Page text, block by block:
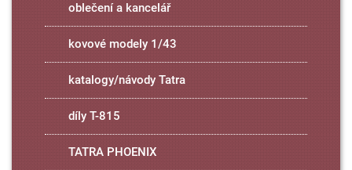
oblečení a kancelář
kovové modely 1/43
katalogy/návody Tatra
díly T-815
TATRA PHOENIX